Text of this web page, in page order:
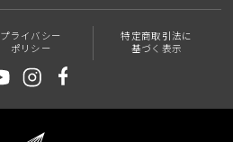
プライバシー
ポリシー
特定商取引法に
基づく表示